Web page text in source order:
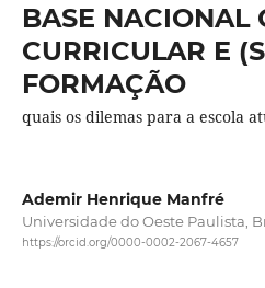
BASE NACIONAL
CURRICULAR E
FORMAÇÃO
quais os dilemas para a escola
Ademir Henrique Manfré
Universidade do Oeste Paulista,
https://orcid.org/0000-0002-2067-4657